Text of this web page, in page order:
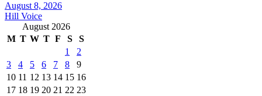
August 8, 2026
Hill Voice
August 2026
M T W T F S
S
1
2
3
4 5 6 7 8
9
10 11 12 13 14 15 16
17 18 19 20 21 22 23